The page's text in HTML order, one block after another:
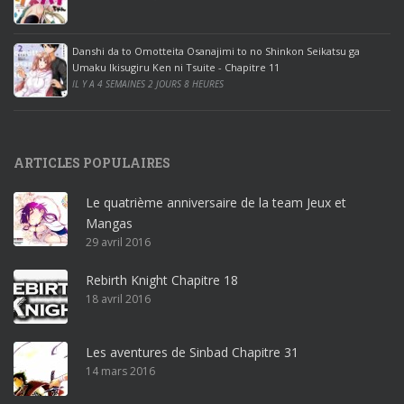
c
e
2
0
1
r
o
ff
i
c
e
3
r
Danshi da to Omotteita Osanajimi to no Shinkon Seikatsu ga
Umaku Ikisugiru Ken ni Tsuite - Chapitre 11
IL Y A 4 SEMAINES 2 JOURS 8 HEURES
ARTICLES POPULAIRES
Le quatrième anniversaire de la team Jeux et
Mangas
29 avril 2016
Rebirth Knight Chapitre 18
18 avril 2016
Les aventures de Sinbad Chapitre 31
14 mars 2016